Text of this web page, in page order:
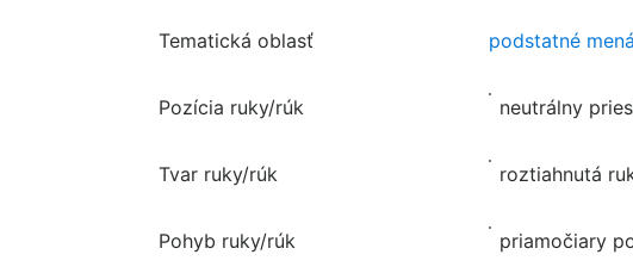
Tematická oblasť podstatné
Pozícia ruky/rúk neutrálny
Tvar ruky/rúk roztiahnutá
Pohyb ruky/rúk priamočiary